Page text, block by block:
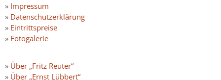
» Impressum
» Datenschutzerklärung
» Eintrittspreise
» Fotogalerie
» Über „Fritz Reuter“
» Über „Ernst Lübbert“